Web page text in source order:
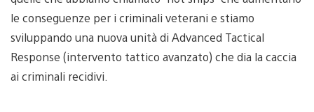
le conseguenze per i criminali veterani e stiamo
sviluppando una nuova unità di Advanced Tactical
Response (intervento tattico avanzato) che dia la caccia
ai criminali recidivi.